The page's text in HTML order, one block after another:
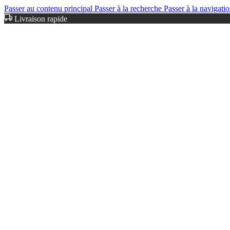
Passer au contenu principal Passer à la recherche Passer à la
Livraison rapide